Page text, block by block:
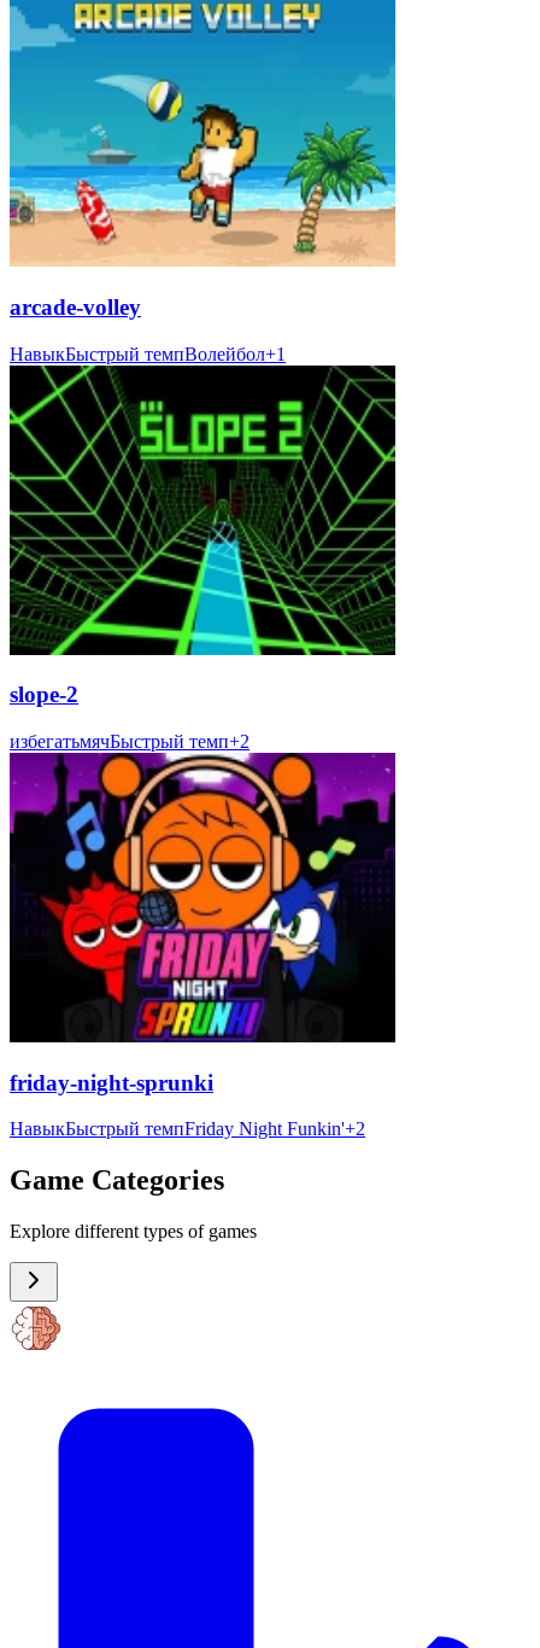
arcade-volley
НавыкБыстрый темпВолейбол+1
slope-2
избегатьмячБыстрый темп+2
friday-night-sprunki
НавыкБыстрый темпFriday Night Funkin'+2
Game Categories
Explore different types of games